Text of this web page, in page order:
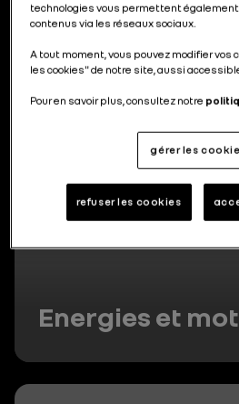
Energies et
230 articles
technologies vous permettent également
contenus via les réseaux sociaux.
A tout moment, vous pouvez modifier vos
les cookies" de notre site, aussi
Pour en savoir plus, consultez notre
gérer les
refuser les cookies